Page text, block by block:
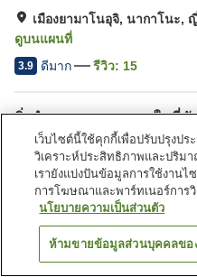
เมืองยามาโนอุจิ, นากาโนะ,
ดูบนแผนที่
3.9 ดีมาก รีวิว: 15
สิ่งอำนวยความสะดวกในที่พั
ที่จอดรถ
ตู้จำหน่ายอัตโนมัติ
หน้าแรก ญี่ปุ่น นากาโนะ
ค้นห
เว็บไซต์นี้ใช้คุกกี้เพื่อปรับปรุงป
วิเคราะห์ประสิทธิภาพและปริม
เรายังแบ่งปันข้อมูลการใช้งานไ
การโฆษณาและพาร์ทเนอร์การวิ
นโยบายความเป็นส่วนตัว
ห้ามขายข้อมูลส่วนบุคคลขอ